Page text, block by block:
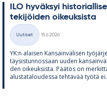
ILO hy­väk­syi
te­ki­jöi­den oi­keuk­sista
Kategoriat
Uutiset
15.6.2026
YK:n alai­sen Kan­sain­vä­li­sen
täy­sis­tun­nos­saan uu­den
den oi­keuk­sista. Pää­tös on
alus­ta­ta­lou­dessa teh­tä­vää työtä